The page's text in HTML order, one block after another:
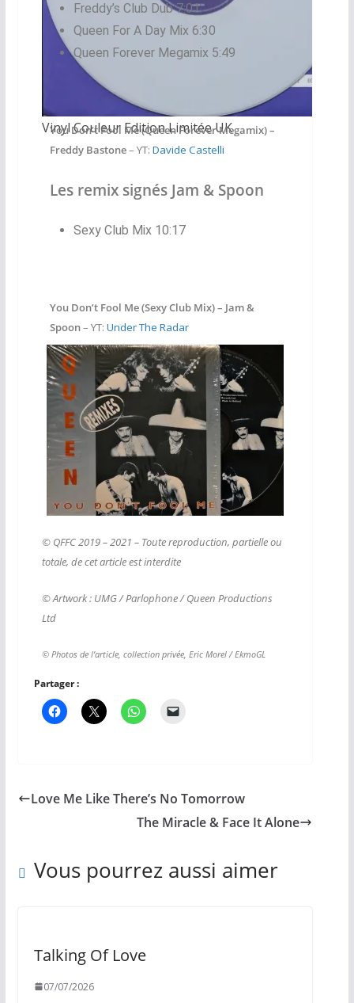
Vinyl Couleur Edition Limitée UK
Freddy’s Club Dub 7:01
Queen For A Day Mix 6:30
Queen Forever Megamix 5:49
You Don’t Fool Me (Queen Forever Megamix) –
Freddy Bastone– YT: Davide Castelli
Les remix signés Jam & Spoon
Sexy Club Mix 10:17
You Don’t Fool Me (Sexy Club Mix) – Jam &
Spoon– YT: Under The Radar
© QFFC 2019 – 2021 – Toute reproduction, partielle ou
totale, de cet article est interdite
© Artwork : UMG / Parlophone / Queen Productions
Ltd
© Photos de l’article, collection privée, Eric Morel / EkmoGL
Partager :
Love Me Like There’s No Tomorrow
The Miracle & Face It Alone
Vous pourrez aussi aimer
Talking Of Love
07/07/2026